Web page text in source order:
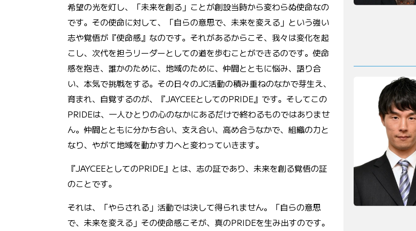
希望の光を灯し、「未来を創る」ことが創設当時から変わらぬ使命なの
です。その使命に対して、「自らの意思で、未来を変える」という強い
志や覚悟が『使命感』なのです。それがあるからこそ、我々は変化を起
こし、次代を担うリーダーとしての道を歩むことができるのです。使命
感を抱き、誰かのために、地域のために、仲間とともに悩み、語り合
い、本気で挑戦をする。その日々のJC活動の積み重ねのなかで芽生え、
育まれ、自覚するのが、『JAYCEEとしてのPRIDE』です。そしてこの
PRIDEは、一人ひとりの心のなかにあるだけで終わるものではありませ
ん。仲間とともに分かち合い、支え合い、高め合うなかで、組織の力と
なり、やがて地域を動かす力へと変わっていきます。
『JAYCEEとしてのPRIDE』とは、志の証であり、未来を創る覚悟の証
のことです。
それは、「やらされる」活動では決して得られません。「自らの意思
で、未来を変える」その使命感こそが、真のPRIDEを生み出すのです。